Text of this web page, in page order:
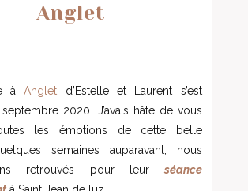
Anglet
àAnglet d’Estelle et Laurent s’est
2020. J’avais hâte de vous
les émotions de cette belle
semaines auparavant, nous
retrouvés pour leur séance